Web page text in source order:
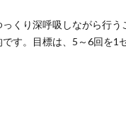
くり深呼吸しながら行う
す。目標は、5～6回を1